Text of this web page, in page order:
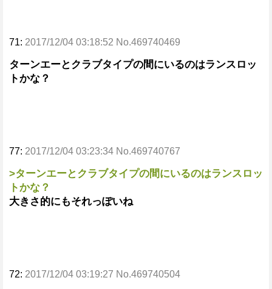
71: 2017/12/04 03:18:52 No.469740469
ターンエーとクラブタイプの間にいるのはランスロッ
トかな？
77: 2017/12/04 03:23:34 No.469740767
>ターンエーとクラブタイプの間にいるのはランスロッ
トかな？
大きさ的にもそれっぽいね
72: 2017/12/04 03:19:27 No.469740504